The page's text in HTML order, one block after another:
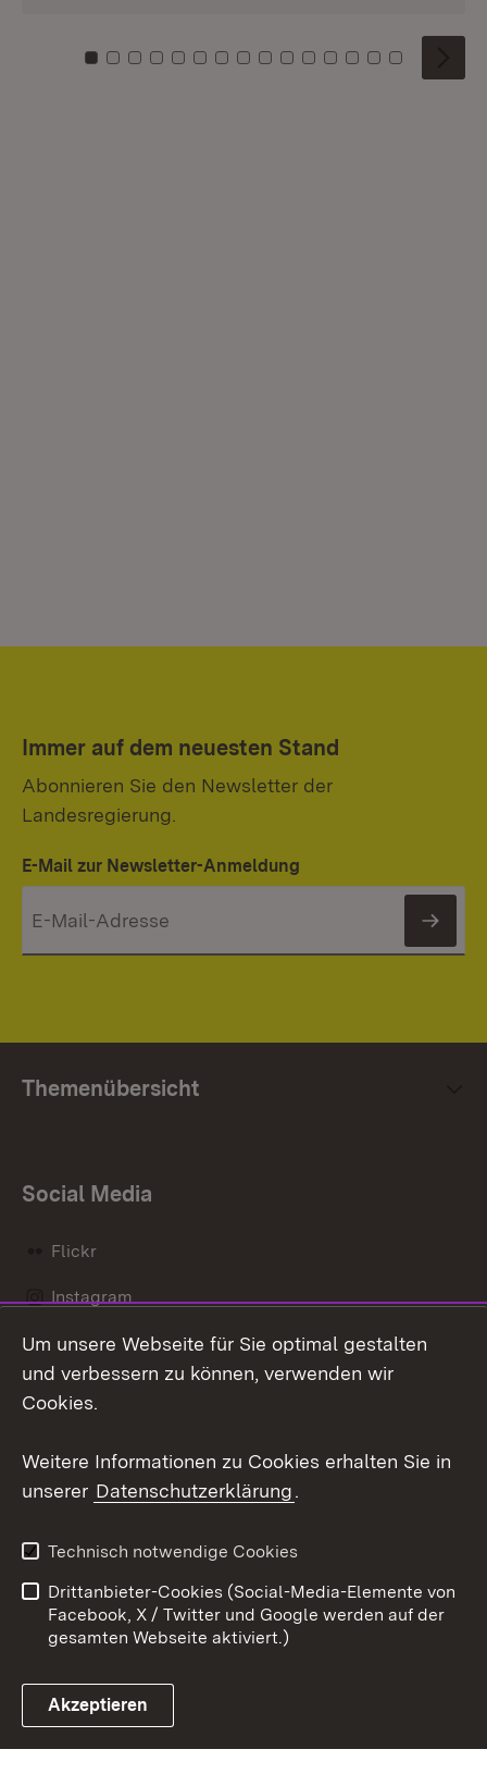
Zu Kachel: 0
Zu Kachel: 1
Zu Kachel: 2
Zu Kachel: 3
Zu Kachel: 4
Zu Kachel: 5
Zu Kachel: 6
Zu Kachel: 7
Zu Kachel: 8
Zu Kachel: 9
Zu Kachel: 10
Zu Kachel: 11
Zu Kachel: 12
Zu Kachel:
Zu
Immer auf dem neuesten Stand
Abonnieren Sie den Newsletter der
Landesregierung.
E-Mail zur Newsletter-Anmeldung
Themenübersicht
Social Media
Flickr
Instagram
Social Wall
Link zum Landesportal
Barrierefreiheit
Benutzungshinweise
Impressum
Cookies
Um unsere Webseite für Sie optimal gestalten
und verbessern zu können, verwenden wir
Cookies.
Weitere Informationen zu Cookies erhalten Sie in
unserer Datenschutzerklärung.
Technisch notwendige Cookies
Drittanbieter-Cookies (Social-Media-Elemente von
Facebook, X / Twitter und Google werden auf der
gesamten Webseite aktiviert.)
Akzeptieren